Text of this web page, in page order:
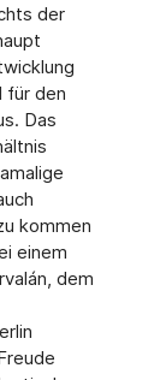
der
für den
Das
kommen
einem
dem